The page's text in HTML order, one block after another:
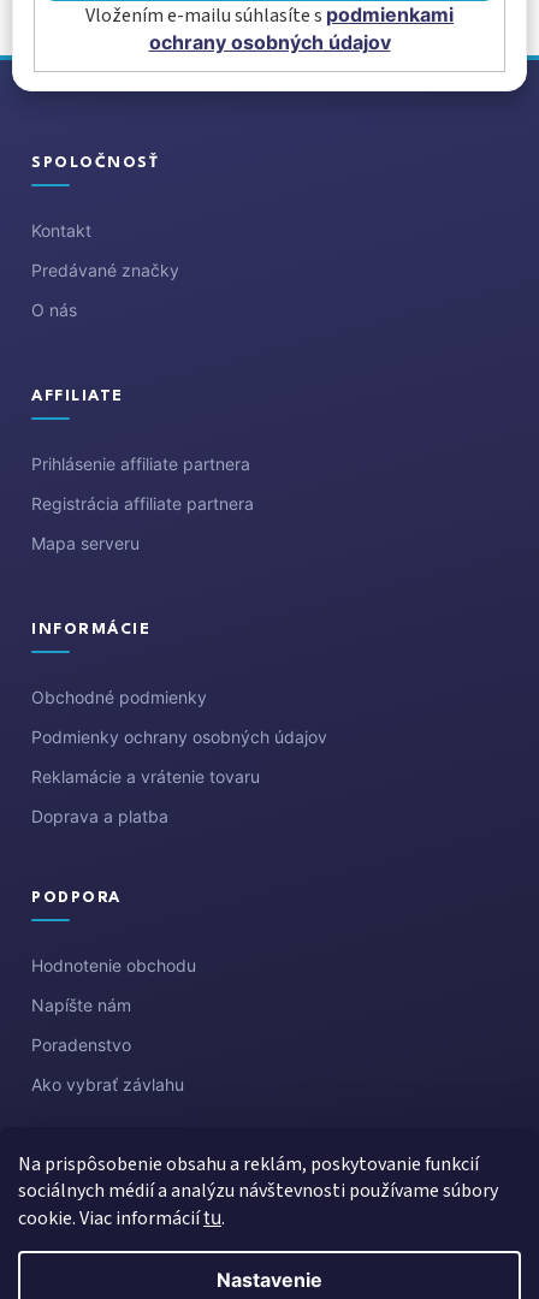
Na prispôsobenie obsahu a reklám, poskytovanie funkcií
sociálnych médií a analýzu návštevnosti používame súbory
cookie. Viac informáciítu.
Nastavenie
Vložením e-mailu súhlasíte s podmienkami
ochrany osobných údajov
Z
SPOLOČNOSŤ
Kontakt
Predávané značky
O nás
AFFILIATE
Prihlásenie affiliate partnera
Registrácia affiliate partnera
Mapa serveru
INFORMÁCIE
Obchodné podmienky
Podmienky ochrany osobných údajov
Reklamácie a vrátenie tovaru
Doprava a platba
PODPORA
Hodnotenie obchodu
Napíšte nám
Poradenstvo
Ako vybrať závlahu